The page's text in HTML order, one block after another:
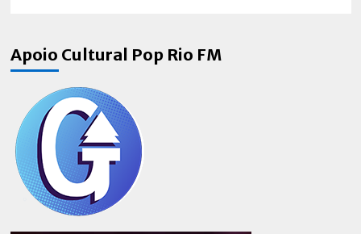
três
para
maratonar
Netflix
Apoio Cultural Pop Rio FM